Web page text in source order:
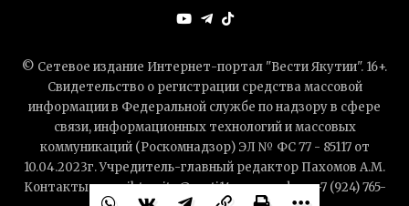
© Сетевое издание Интернет-портал "Вести Якутии". 16+.
Свидетельство о регистрации средства массовой
информации в Федеральной службе по надзору в сфере
связи, информационных технологий и массовых
коммуникаций (Роскомнадзор) ЭЛ № ФС 77 - 85117 от
10.04.2023г. Учредитель-главный редактор Пахомов А.М.
Контакты — mail-to: site@vesti14.ru, телефон: +7 (924) 765-